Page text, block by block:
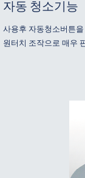
자동 청소기능
사용후 자동청소버튼
원터치 조작으로 매우